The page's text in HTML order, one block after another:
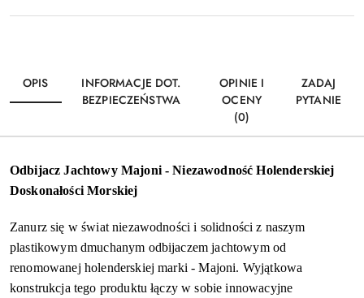
OPIS
INFORMACJE DOT.
BEZPIECZEŃSTWA
OPINIE I
OCENY
(0)
ZADAJ
PYTANIE
Odbijacz Jachtowy Majoni - Niezawodność Holenderskiej
Doskonałości Morskiej
Zanurz się w świat niezawodności i solidności z naszym
plastikowym dmuchanym odbijaczem jachtowym od
renomowanej holenderskiej marki - Majoni. Wyjątkowa
konstrukcja tego produktu łączy w sobie innowacyjne